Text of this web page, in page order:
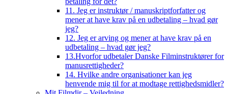
11. Jeg er instruktør / manuskriptforfatter og
mener at have krav på en udbetaling – hvad gør
jeg?
12. Jeg er arving og mener at have krav på en
udbetaling – hvad gør jeg?
13.Hvorfor udbetaler Danske Filminstruktører for
manusrettigheder?
14. Hvilke andre organisationer kan jeg
henvende mig til for at modtage rettighedsmidler?